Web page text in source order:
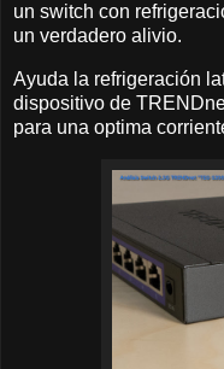
un switch con
un verdadero alivio.
Ayuda la refrigeración
dispositivo de
para una optima